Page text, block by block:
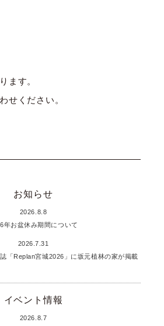
ます。
せください。
お知らせ
2026.8.8
年お盆休み期間について
2026.7.31
「Replan宮城2026」に坂元植林の家が掲載
イベント情報
2026.8.7